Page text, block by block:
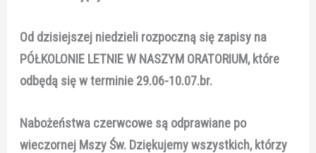
Od dzisiejszej niedzieli rozpoczną się zapisy na
PÓŁKOLONIE LETNIE W NASZYM ORATORIUM, które
odbędą się w terminie 29.06-10.07.br.
Nabożeństwa czerwcowe są odprawiane po
wieczornej Mszy Św. Dziękujemy wszystkich, którzy